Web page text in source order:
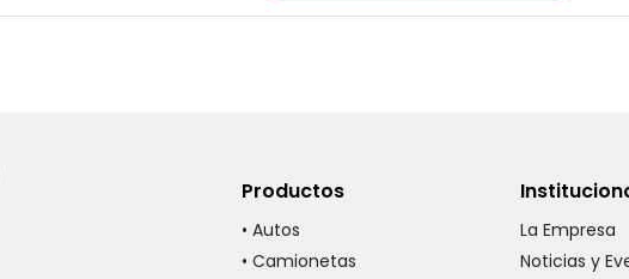
Productos
• Autos
• Camionetas
La Empresa
Noticias y